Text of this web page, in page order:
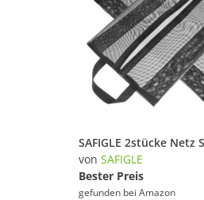
von SAFIGLE
Bester Preis
gefunden bei Amazon